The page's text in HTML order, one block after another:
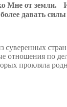
Мне от земли.
давать
суверенных
отношения по
прокляла